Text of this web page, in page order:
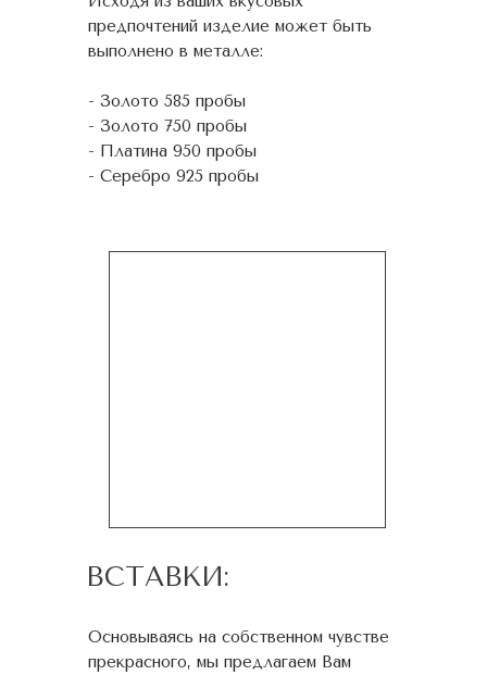
предпочтений изделие может быть
выполнено в металле:
- Золото 585 пробы
- Золото 750 пробы
- Платина 950 пробы
- Серебро 925 пробы
ВСТАВКИ:
Основываясь на собственном чувстве
прекрасного, мы предлагаем Вам